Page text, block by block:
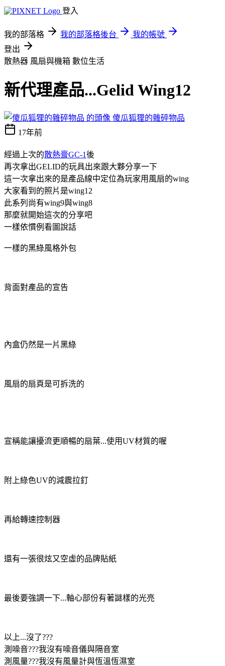
登入
我的部落格 我的部落格後台
我的帳號
登出
散熱器 風扇與機箱 數位生活
新代理產品...Gelid Wing12
傻瓜狐狸的雜碎物品
17年前
經過上次的散熱膏GC-1後
再次拿出GELID的玩具出來跟大夥分享一下
這一次拿出來的是產品線中定位為玩家用風扇的wing
大家看到的照片是wing12
此系列尚有wing9與wing8
那麼就開始這次的分享吧
一樣依慣例看圖說話
一樣的黑綠風格外包
背面對產品的宣告
內盒仍然是一片黑綠
風扇的扇頁是可拆洗的
宣稱能讓擾流更順暢的扇葉...使用UV材質的喔
附上綠色UV的減震拉釘
再給轉速控制器
還有一張很炫又空虛的品牌貼紙
最後要強調一下...軸心部份有著謎樣的光亮
以上...沒了???
測噪音???我沒有噪音儀與隔音室
測風量???我沒有風量計與恆溫恆濕室